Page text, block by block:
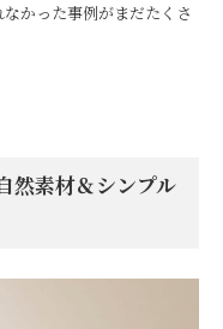
かった事例がまだたくさ
然素材＆シンプル